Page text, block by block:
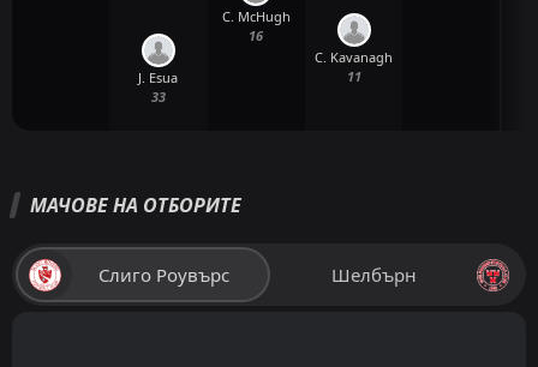
J. Esua
33
C. McHugh
16
C. Kavanagh
11
МАЧОВЕ НА ОТБОРИТЕ
Слиго Роувърс Шелбърн